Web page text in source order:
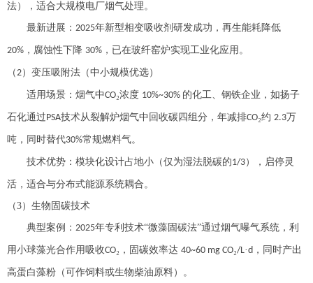
法），适合大规模电厂烟气处理。
最新进展： 2025年新型相变吸收剂研发成功，再生能耗降低
20% ，腐蚀性下降 30% ，已在玻纤窑炉实现工业化应用。
（2） 变压吸附法（中小规模优选）
适用场景：烟气中CO₂浓度 10%~30% 的化工、钢铁企业，如扬子
石化通过PSA技术从裂解炉烟气中回收碳四组分，年减排CO₂约 2.3万
吨，同时替代30%常规燃料气。
技术优势：模块化设计占地小（仅为湿法脱碳的1/3），启停灵
活，适合与分布式能源系统耦合。
（3） 生物固碳技术
典型案例： 2025年专利技术“微藻固碳法”通过烟气曝气系统，利
用小球藻光合作用吸收CO₂，固碳效率达 40~60 mg CO₂/L·d ，同时产出
高蛋白藻粉（可作饲料或生物柴油原料）。